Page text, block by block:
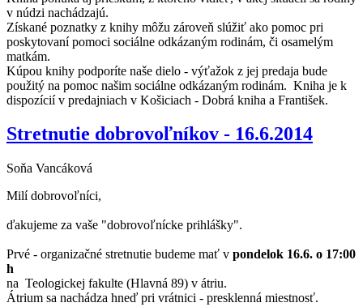
v núdzi nachádzajú.
Získané poznatky z knihy môžu zároveň slúžiť ako pomoc pri
poskytovaní pomoci sociálne odkázaným rodinám, či osamelým
matkám.
Kúpou knihy podporíte naše dielo - výťažok z jej predaja bude
použitý na pomoc našim sociálne odkázaným rodinám. Kniha je k
dispozícií v predajniach v Košiciach - Dobrá kniha a František.
Stretnutie dobrovoľníkov - 16.6.2014
Soňa Vancáková
Milí dobrovoľníci,
ďakujeme za vaše "dobrovoľnícke prihlášky".
Prvé - organizačné stretnutie budeme mať v pondelok 16.6. o 17:00
h
na Teologickej fakulte (Hlavná 89) v átriu.
Átrium sa nachádza hneď pri vrátnici - presklenná miestnosť.